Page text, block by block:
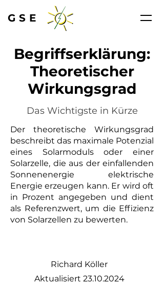
GSE
Begriffserklärung:
Theoretischer
Wirkungsgrad
Das Wichtigste in Kürze
Der theoretische Wirkungsgrad
beschreibt das maximale Potenzial
eines Solarmoduls oder einer
Solarzelle, die aus der einfallenden
Sonnenenergie elektrische
Energie erzeugen kann. Er wird oft
in Prozent angegeben und dient
als Referenzwert, um die Effizienz
von Solarzellen zu bewerten.
Richard Köller
Aktualisiert 23.10.2024